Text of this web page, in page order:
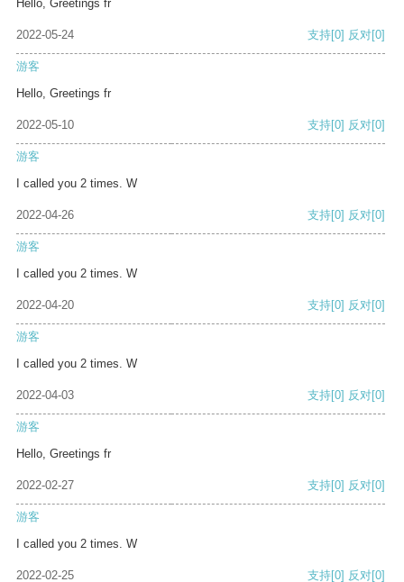
Hello, Greetings fr
2022-05-24 支持[0] 反对[0]
游客
Hello, Greetings fr
2022-05-10 支持[0] 反对[0]
游客
I called you 2 times. W
2022-04-26 支持[0] 反对[0]
游客
I called you 2 times. W
2022-04-20 支持[0] 反对[0]
游客
I called you 2 times. W
2022-04-03 支持[0] 反对[0]
游客
Hello, Greetings fr
2022-02-27 支持[0] 反对[0]
游客
I called you 2 times. W
2022-02-25 支持[0] 反对[0]